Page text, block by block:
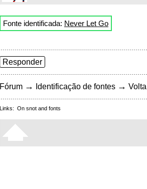
Fonte identificada: Never Let Go
Responder
Fórum → Identificação de fontes →
Links: On snot and fonts